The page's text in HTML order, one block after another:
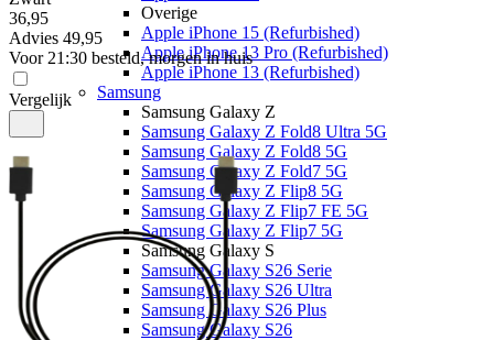
Overige
Apple iPhone 15 (Refurbished)
Apple iPhone 13 Pro (Refurbished)
Apple iPhone 13 (Refurbished)
Samsung
Samsung Galaxy Z
Samsung Galaxy Z Fold8 Ultra 5G
Samsung Galaxy Z Fold8 5G
Samsung Galaxy Z Fold7 5G
Samsung Galaxy Z Flip8 5G
Samsung Galaxy Z Flip7 FE 5G
Samsung Galaxy Z Flip7 5G
Samsung Galaxy S
Samsung Galaxy S26 Serie
Samsung Galaxy S26 Ultra
Samsung Galaxy S26 Plus
Samsung Galaxy S26
36,95
Advies 49,95
Voor 21:30 besteld, morgen in huis
Vergelijk